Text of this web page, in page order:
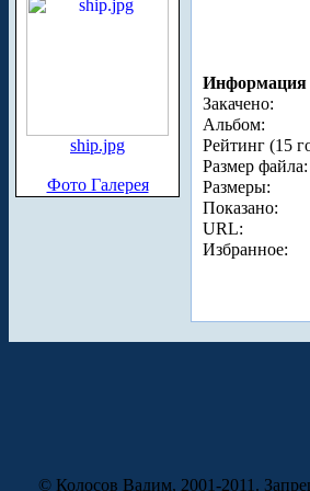
ship.jpg
Фото Галерея
Информация
Закачено:
Альбом:
Рейтинг (15
Размер файла:
Размеры:
Показано:
URL:
Избранное:
© Колосов Вадим, 2001-2011.